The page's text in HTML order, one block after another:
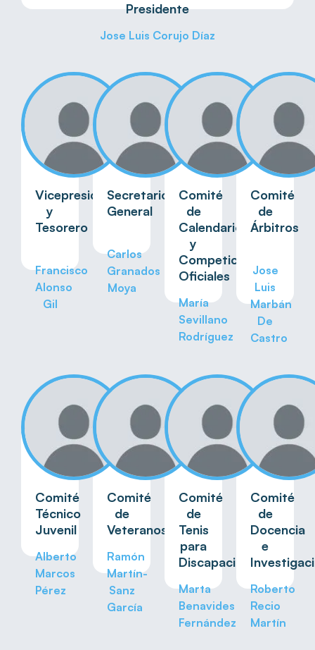
Presidente
Jose Luis Corujo Díaz
Vicepresidente
y
Tesorero
Francisco
Alonso
Gil
Secretario
General
Carlos
Granados
Moya
Comité
de
Calendario
y
Competiciones
Oficiales
María
Sevillano
Rodríguez
Comité
de
Árbitros
Jose
Luis
Marbán
De
Castro
Comité
Técnico
Juvenil
Alberto
Marcos
Pérez
Comité
de
Veteranos
Ramón
Martín-
Sanz
García
Comité
de
Tenis
para
Discapacitados
Marta
Benavides
Fernández
Comité
de
Docencia
e
Roberto
Recio
Martín